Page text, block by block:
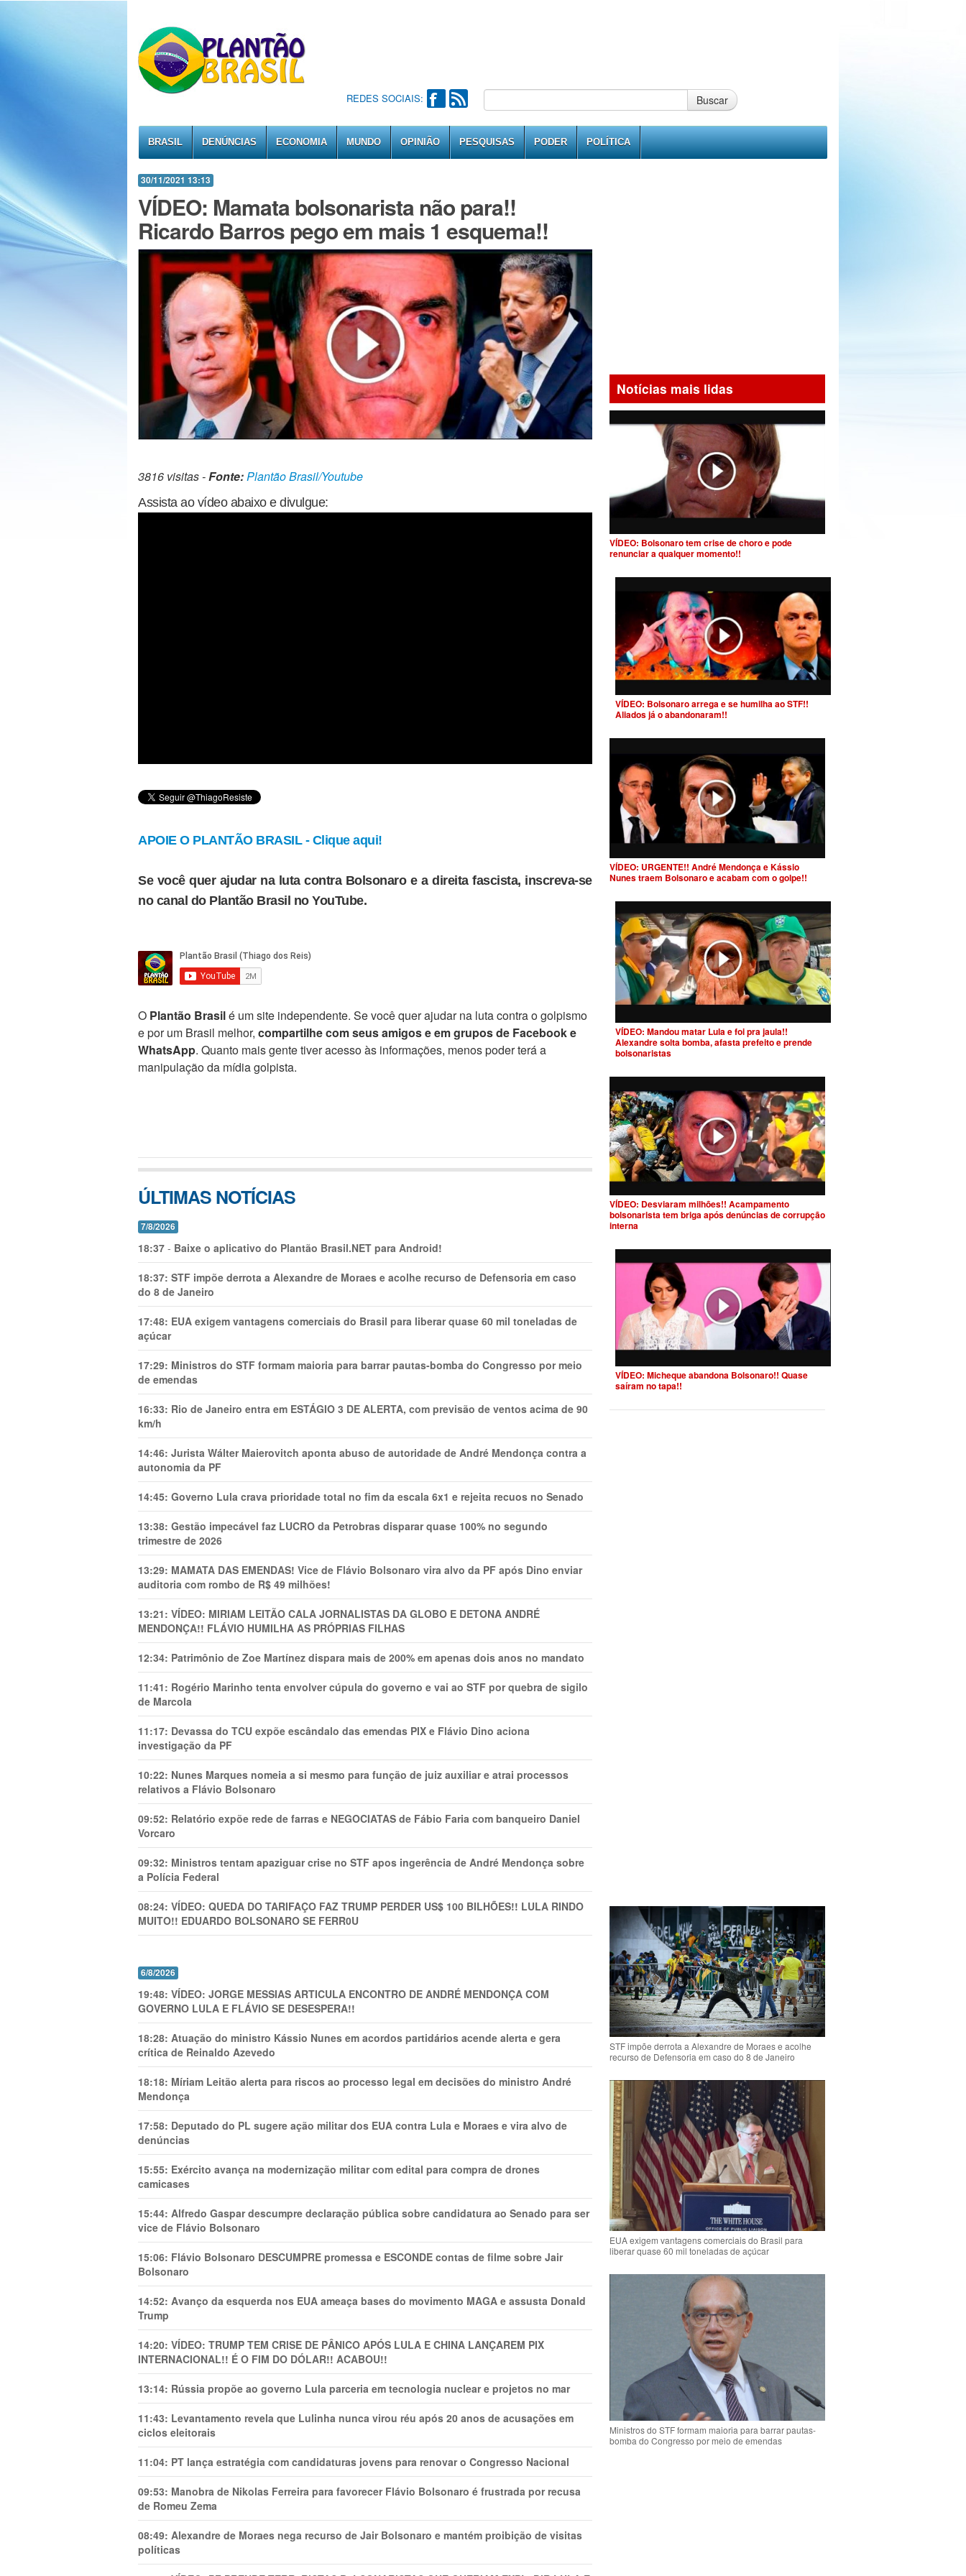
REDES SOCIAIS: Buscar
BRASIL DENÚNCIAS ECONOMIA MUNDO OPINIÃO PESQUISAS PODER POLÍTICA
30/11/2021 13:13
VÍDEO: Mamata bolsonarista não para!!
Ricardo Barros pego em mais 1 esquema!!
3816 visitas -Fonte:Plantão Brasil/Youtube
Assista ao vídeo abaixo e divulgue:
APOIE O PLANTÃO BRASIL - Clique aqui!
Se você quer ajudar na luta contra Bolsonaro e a direita fascista, inscreva-se
no canal do Plantão Brasil no YouTube.
O Plantão Brasilé um site independente. Se você quer ajudar na luta contra o golpismo
e por um Brasil melhor, compartilhe com seus amigos e em grupos de Facebook e
WhatsApp. Quanto mais gente tiver acesso às informações, menos poder terá a
manipulação da mídia golpista.
ÚLTIMAS NOTÍCIAS
7/8/2026
18:37 - Baixe o aplicativo do Plantão Brasil.NET para Android!
18:37: STF impõe derrota a Alexandre de Moraes e acolhe recurso de Defensoria em caso
do 8 de Janeiro
17:48: EUA exigem vantagens comerciais do Brasil para liberar quase 60 mil toneladas de
açúcar
17:29: Ministros do STF formam maioria para barrar pautas-bomba do Congresso por meio
de emendas
16:33: Rio de Janeiro entra em ESTÁGIO 3 DE ALERTA, com previsão de ventos acima de 90
km/h
14:46: Jurista Wálter Maierovitch aponta abuso de autoridade de André Mendonça contra a
autonomia da PF
14:45: Governo Lula crava prioridade total no fim da escala 6x1 e rejeita recuos no Senado
13:38: Gestão impecável faz LUCRO da Petrobras disparar quase 100% no segundo
trimestre de 2026
13:29: MAMATA DAS EMENDAS! Vice de Flávio Bolsonaro vira alvo da PF após Dino enviar
auditoria com rombo de R$ 49 milhões!
13:21: VÍDEO: MIRIAM LEITÃO CALA JORNALISTAS DA GLOBO E DETONA ANDRÉ
MENDONÇA!! FLÁVIO HUMILHA AS PRÓPRIAS FILHAS
12:34: Patrimônio de Zoe Martínez dispara mais de 200% em apenas dois anos no mandato
11:41: Rogério Marinho tenta envolver cúpula do governo e vai ao STF por quebra de sigilo
de Marcola
11:17: Devassa do TCU expõe escândalo das emendas PIX e Flávio Dino aciona
investigação da PF
10:22: Nunes Marques nomeia a si mesmo para função de juiz auxiliar e atrai processos
relativos a Flávio Bolsonaro
09:52: Relatório expõe rede de farras e NEGOCIATAS de Fábio Faria com banqueiro Daniel
Vorcaro
09:32: Ministros tentam apaziguar crise no STF apos ingerência de André Mendonça sobre
a Polícia Federal
08:24: VÍDEO: QUEDA DO TARIFAÇO FAZ TRUMP PERDER US$ 100 BILHÕES!! LULA RINDO
MUITO!! EDUARDO BOLSONARO SE FERR0U
6/8/2026
19:48: VÍDEO: JORGE MESSIAS ARTICULA ENCONTRO DE ANDRÉ MENDONÇA COM
GOVERNO LULA E FLÁVIO SE DESESPERA!!
18:28: Atuação do ministro Kássio Nunes em acordos partidários acende alerta e gera
crítica de Reinaldo Azevedo
18:18: Míriam Leitão alerta para riscos ao processo legal em decisões do ministro André
Mendonça
17:58: Deputado do PL sugere ação militar dos EUA contra Lula e Moraes e vira alvo de
denúncias
15:55: Exército avança na modernização militar com edital para compra de drones
camicases
15:44: Alfredo Gaspar descumpre declaração pública sobre candidatura ao Senado para ser
vice de Flávio Bolsonaro
15:06: Flávio Bolsonaro DESCUMPRE promessa e ESCONDE contas de filme sobre Jair
Bolsonaro
14:52: Avanço da esquerda nos EUA ameaça bases do movimento MAGA e assusta Donald
Trump
14:20: VÍDEO: TRUMP TEM CRlSE DE PÂNlCO APÓS LULA E CHINA LANÇAREM PIX
INTERNACIONAL!! É O FIM DO DÓLAR!! ACABOU!!
13:14: Rússia propõe ao governo Lula parceria em tecnologia nuclear e projetos no mar
11:43: Levantamento revela que Lulinha nunca virou réu após 20 anos de acusações em
ciclos eleitorais
11:04: PT lança estratégia com candidaturas jovens para renovar o Congresso Nacional
09:53: Manobra de Nikolas Ferreira para favorecer Flávio Bolsonaro é frustrada por recusa
de Romeu Zema
08:49: Alexandre de Moraes nega recurso de Jair Bolsonaro e mantém proibição de visitas
políticas
Notícias mais lidas
VÍDEO: Bolsonaro tem crise de choro e pode
renunciar a qualquer momento!!
VÍDEO: Bolsonaro arrega e se humilha ao STF!!
Aliados já o abandonaram!!
VÍDEO: URGENTE!! André Mendonça e Kássio
Nunes traem Bolsonaro e acabam com o golpe!!
VÍDEO: Mandou matar Lula e foi pra jaula!!
Alexandre solta bomba, afasta prefeito e prende
bolsonaristas
VÍDEO: Desviaram milhões!! Acampamento
bolsonarista tem briga após denúncias de corrupção
interna
VÍDEO: Micheque abandona Bolsonaro!! Quase
saíram no tapa!!
STF impõe derrota a Alexandre de Moraes e acolhe
recurso de Defensoria em caso do 8 de Janeiro
EUA exigem vantagens comerciais do Brasil para
liberar quase 60 mil toneladas de açúcar
Ministros do STF formam maioria para barrar pautas-
bomba do Congresso por meio de emendas